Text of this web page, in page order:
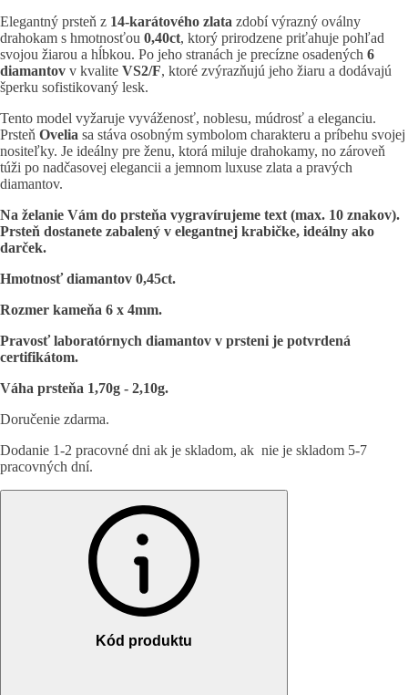
Elegantný prsteň z 14-karátového zlata zdobí výrazný oválny
drahokam s hmotnosťou 0,40ct, ktorý prirodzene priťahuje pohľad
svojou žiarou a hĺbkou. Po jeho stranách je precízne osadených 6
diamantov v kvalite VS2/F, ktoré zvýrazňujú jeho žiaru a dodávajú
šperku sofistikovaný lesk.
Tento model vyžaruje vyváženosť, noblesu, múdrosť a eleganciu.
Prsteň Ovelia sa stáva osobným symbolom charakteru a príbehu svojej
nositeľky. Je ideálny pre ženu, ktorá miluje drahokamy, no zároveň
túži po nadčasovej elegancii a jemnom luxuse zlata a pravých
diamantov.
Na želanie Vám do prsteňa vygravírujeme text (max. 10 znakov).
Prsteň dostanete zabalený v elegantnej krabičke, ideálny ako
darček.
Hmotnosť diamantov 0,45ct.
Rozmer kameňa 6 x 4mm.
Pravosť laboratórnych diamantov v prsteni je potvrdená
certifikátom.
Váha prsteňa 1,70g - 2,10g.
Doručenie zdarma.
Dodanie 1-2 pracovné dni ak je skladom, ak nie je skladom 5-7
pracovných dní.
Kód produktu